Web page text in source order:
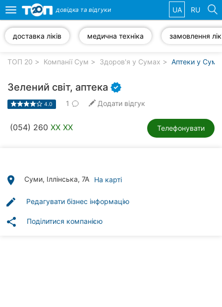
компанії
клініки
Автошколи
Toggle
navigation
довідка та відгуки UA RU
доставка ліків медична техніка замовлення
ТОП 20 Компанії Сум Здоров'я у Сумах Аптеки у
Зелений світ, аптека
4.0 1 Додати відгук
(054) 260 XX XX Телефонувати
place Суми, Іллінська, 7А На карті
edit Редагувати бізнес інформацію
share Поділитися компанією